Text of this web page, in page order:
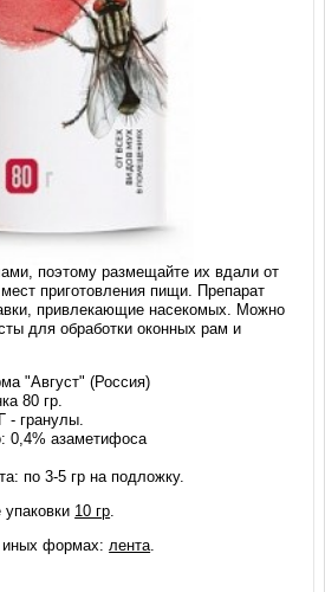
(80 гр)
на кухне, летних террасах,
в течение нескольких минут
поэтому размещайте их вдали от
приготовления пищи. Препарат
привлекающие насекомых. Можно
для обработки оконных рам и
"Август" (Россия)
80 гр.
- гранулы.
0,4% азаметифоса
по 3-5 гр на подложку.
10 гр
иных формах: лента